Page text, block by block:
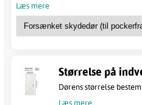
Læs mere
Størrelse på
Dørens størrelse
Læs mere